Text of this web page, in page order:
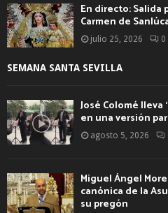
En directo: Salida
Carmen de
julio 25, 2026 0
SEMANA SANTA SEVILLA
José Colomé lleva
en una versión
agosto 5, 2026
Miguel Ángel
canónica de la
su pregón